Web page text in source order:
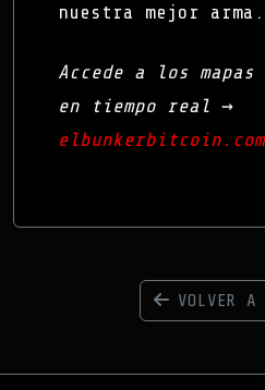
nuestra mejor arma.
Accede a los
en tiempo real →
elbunkerbitcoin.com
VOLVER A